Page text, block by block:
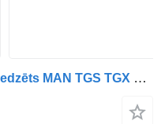
K000921 EBS modulators paredzēts MAN TGS TGX TGA vilcēja